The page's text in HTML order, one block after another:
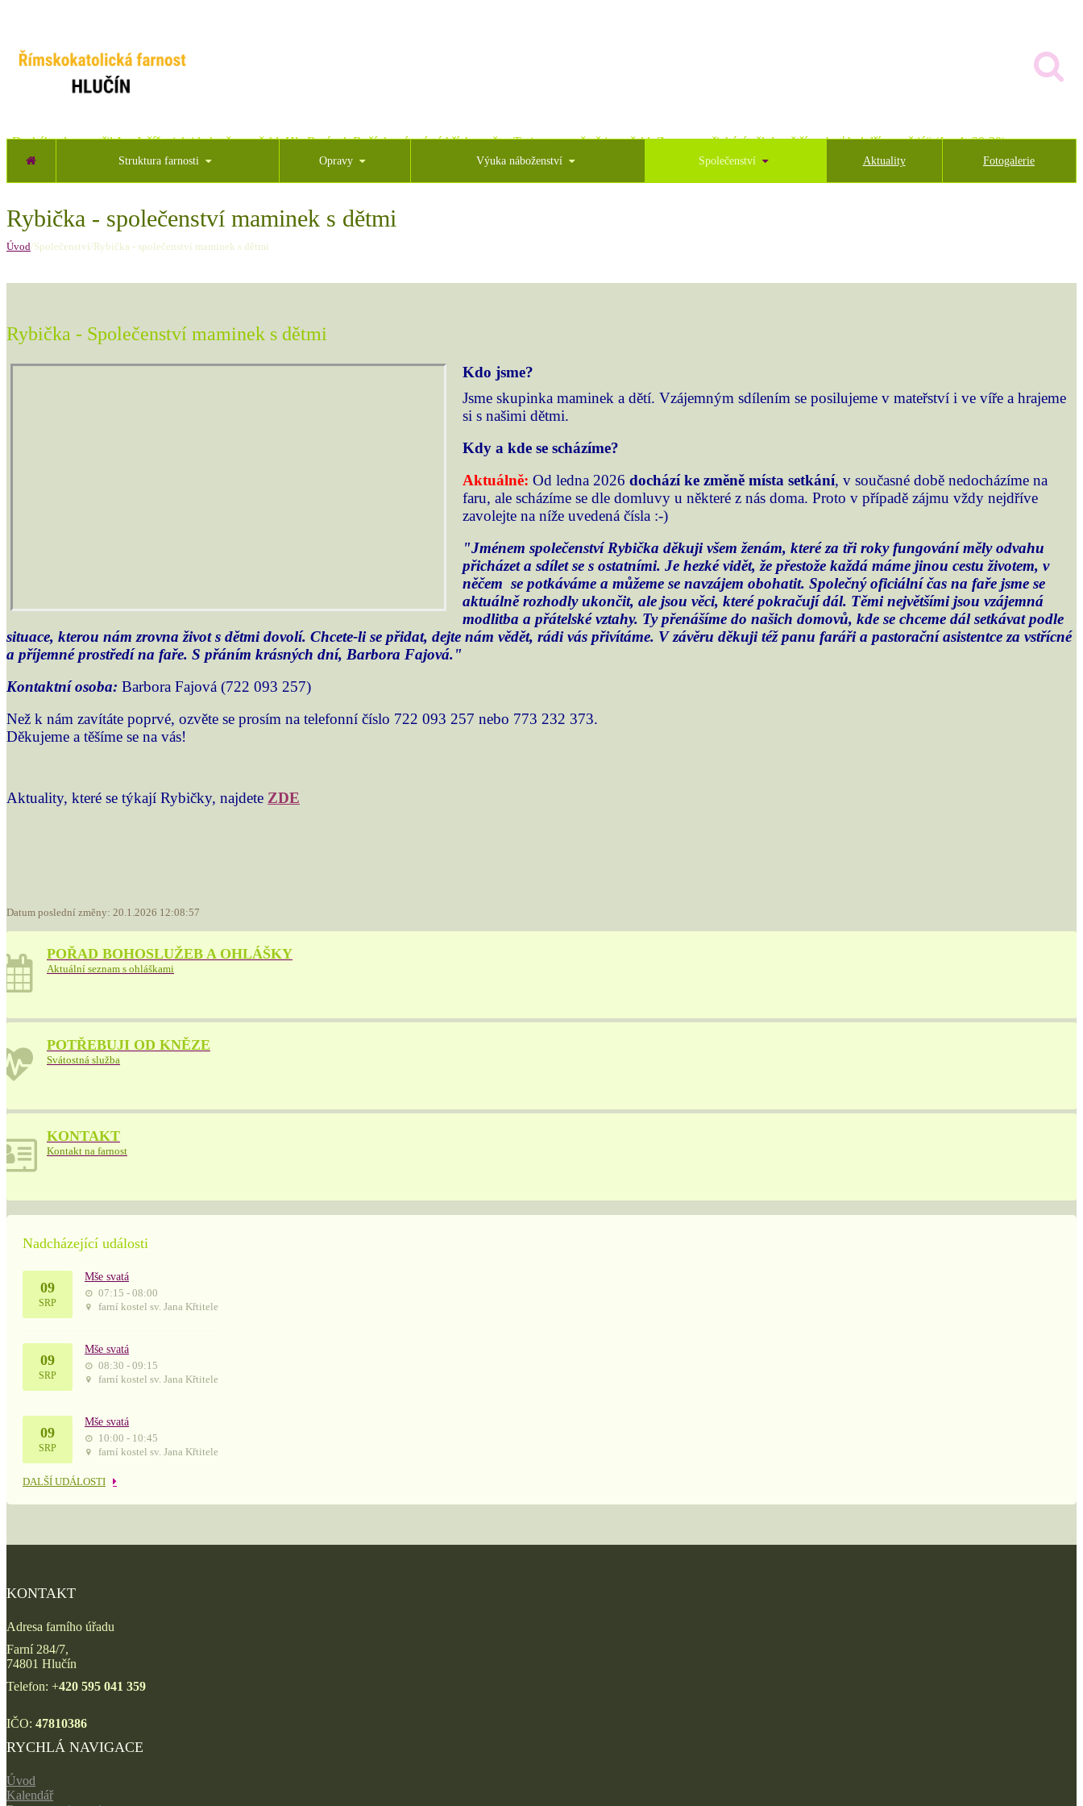
„Druhého dne spatřil Jan Ježíše, jak jde k němu a řekl: Hle Beránek Boží, který snímá hříchy světa. To je ten, o němž jsem řekl: Za mnou přichází někdo větší, neboť byl dříve než já“ (Jan 1, 29-30)
Struktura farnosti Opravy Výuka náboženství Společenství Aktuality Fotogalerie
Rybička - společenství maminek s dětmi
Úvod/Společenství/Rybička - společenství maminek s dětmi
Rybička - Společenství maminek s dětmi
Kdo jsme?
Jsme skupinka maminek a dětí. Vzájemným sdílením se posilujeme v mateřství i ve víře a hrajeme
si s našimi dětmi.
Kdy a kde se scházíme?
Aktuálně: Od ledna 2026 dochází ke změně místa setkání, v současné době nedocházíme na
faru, ale scházíme se dle domluvy u některé z nás doma. Proto v případě zájmu vždy nejdříve
zavolejte na níže uvedená čísla :-)
"Jménem společenství Rybička děkuji všem ženám, které za tři roky fungování měly odvahu
přicházet a sdílet se s ostatními. Je hezké vidět, že přestože každá máme jinou cestu životem, v
něčem se potkáváme a můžeme se navzájem obohatit. Společný oficiální čas na faře jsme se
aktuálně rozhodly ukončit, ale jsou věci, které pokračují dál. Těmi největšími jsou vzájemná
modlitba a přátelské vztahy. Ty přenášíme do našich domovů, kde se chceme dál setkávat podle
situace, kterou nám zrovna život s dětmi dovolí. Chcete-li se přidat, dejte nám vědět, rádi vás přivítáme. V závěru děkuji též panu faráři a pastorační asistentce za vstřícné
a příjemné prostředí na faře. S přáním krásných dní, Barbora Fajová."
Kontaktní osoba: Barbora Fajová (722 093 257)
Než k nám zavítáte poprvé, ozvěte se prosím na telefonní číslo 722 093 257 nebo 773 232 373.
Děkujeme a těšíme se na vás!
Aktuality, které se týkají Rybičky, najdete ZDE
Datum poslední změny: 20.1.2026 12:08:57
POŘAD BOHOSLUŽEB A OHLÁŠKY
Aktuální seznam s ohláškami
POTŘEBUJI OD KNĚZE
Svátostná služba
KONTAKT
Kontakt na farnost
Nadcházející události
09
SRP
Mše svatá
07:15 - 08:00
farní kostel sv. Jana Křtitele
09
SRP
Mše svatá
08:30 - 09:15
farní kostel sv. Jana Křtitele
09
SRP
Mše svatá
10:00 - 10:45
farní kostel sv. Jana Křtitele
DALŠÍ UDÁLOSTI
KONTAKT
Adresa farního úřadu
Farní 284/7,
74801 Hlučín
Telefon: +420 595 041 359
IČO: 47810386
RYCHLÁ NAVIGACE
Úvod
Kalendář